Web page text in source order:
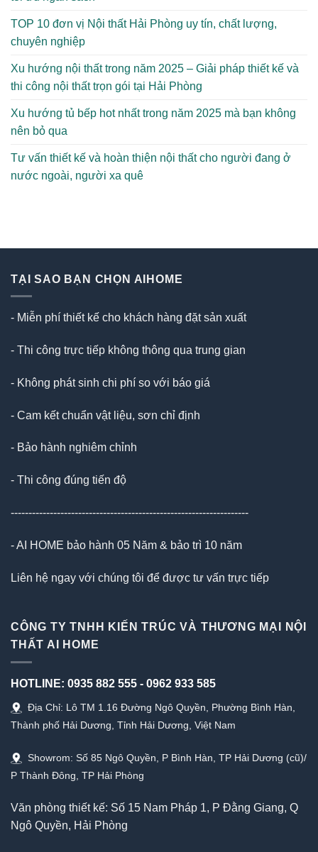
TOP 10 đơn vị Nội thất Hải Phòng uy tín, chất lượng,
chuyên nghiệp
Xu hướng nội thất trong năm 2025 – Giải pháp thiết kế và
thi công nội thất trọn gói tại Hải Phòng
Xu hướng tủ bếp hot nhất trong năm 2025 mà bạn không
nên bỏ qua
Tư vấn thiết kế và hoàn thiện nội thất cho người đang ở
nước ngoài, người xa quê
TẠI SAO BẠN CHỌN AIHOME
- Miễn phí thiết kế cho khách hàng đặt sản xuất
- Thi công trực tiếp không thông qua trung gian
- Không phát sinh chi phí so với báo giá
- Cam kết chuẩn vật liệu, sơn chỉ định
- Bảo hành nghiêm chỉnh
- Thi công đúng tiến độ
-------------------------------------------------------------------
- AI HOME bảo hành 05 Năm & bảo trì 10 năm
Liên hệ ngay với chúng tôi để được tư vấn trực tiếp
CÔNG TY TNHH KIẾN TRÚC VÀ THƯƠNG MẠI NỘI
THẤT AI HOME
HOTLINE: 0935 882 555 - 0962 933 585
Địa Chỉ: Lô TM 1.16 Đường Ngô Quyền, Phường Bình Hàn,
Thành phố Hải Dương, Tỉnh Hải Dương, Việt Nam
Showrom: Số 85 Ngô Quyền, P Bình Hàn, TP Hải Dương (cũ)/
P Thành Đông, TP Hải Phòng
Văn phòng thiết kế: Số 15 Nam Pháp 1, P Đằng Giang, Q
Ngô Quyền, Hải Phòng